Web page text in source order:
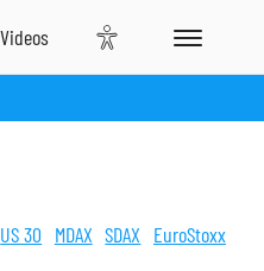
US 30 MDAX SDAX EuroStoxx